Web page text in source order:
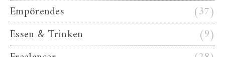
Empörendes
(37)
Essen & Trinken
(9)